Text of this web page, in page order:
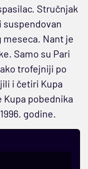
Stručnjak
suspendovan
Nant je
Samo su Pari
trofejniji po
i četiri Kupa
pobednika
godine.